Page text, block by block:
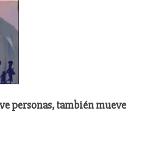
personas, también mueve